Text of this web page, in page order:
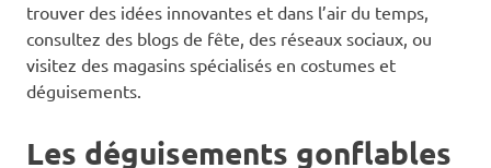
trouver des idées innovantes et dans l’air du temps,
consultez des blogs de fête, des réseaux sociaux, ou
visitez des magasins spécialisés en costumes et
déguisements.
Les déguisements gonflables